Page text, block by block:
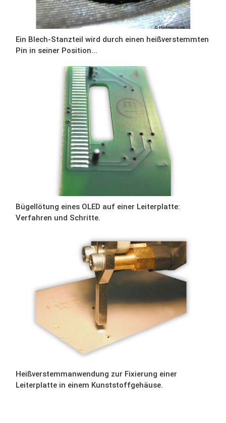
Ein Blech-Stanzteil wird durch einen heißverstemmten
Pin in seiner Position...
Bügellötung eines OLED auf einer Leiterplatte:
Verfahren und Schritte.
Heißverstemmanwendung zur Fixierung einer
Leiterplatte in einem Kunststoffgehäuse.